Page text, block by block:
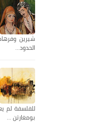
شيرين
الحدود…
للفلسفة لم
بومغارتن …